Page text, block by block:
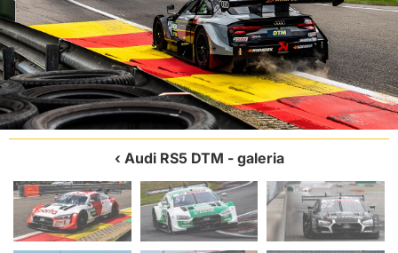
Audi RS5 DTM - galeria